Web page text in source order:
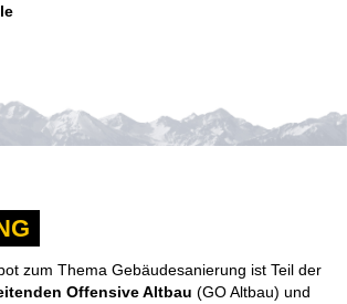
zum Thema Gebäudesanierung ist Teil der
Offensive Altbau (GO Altbau) und